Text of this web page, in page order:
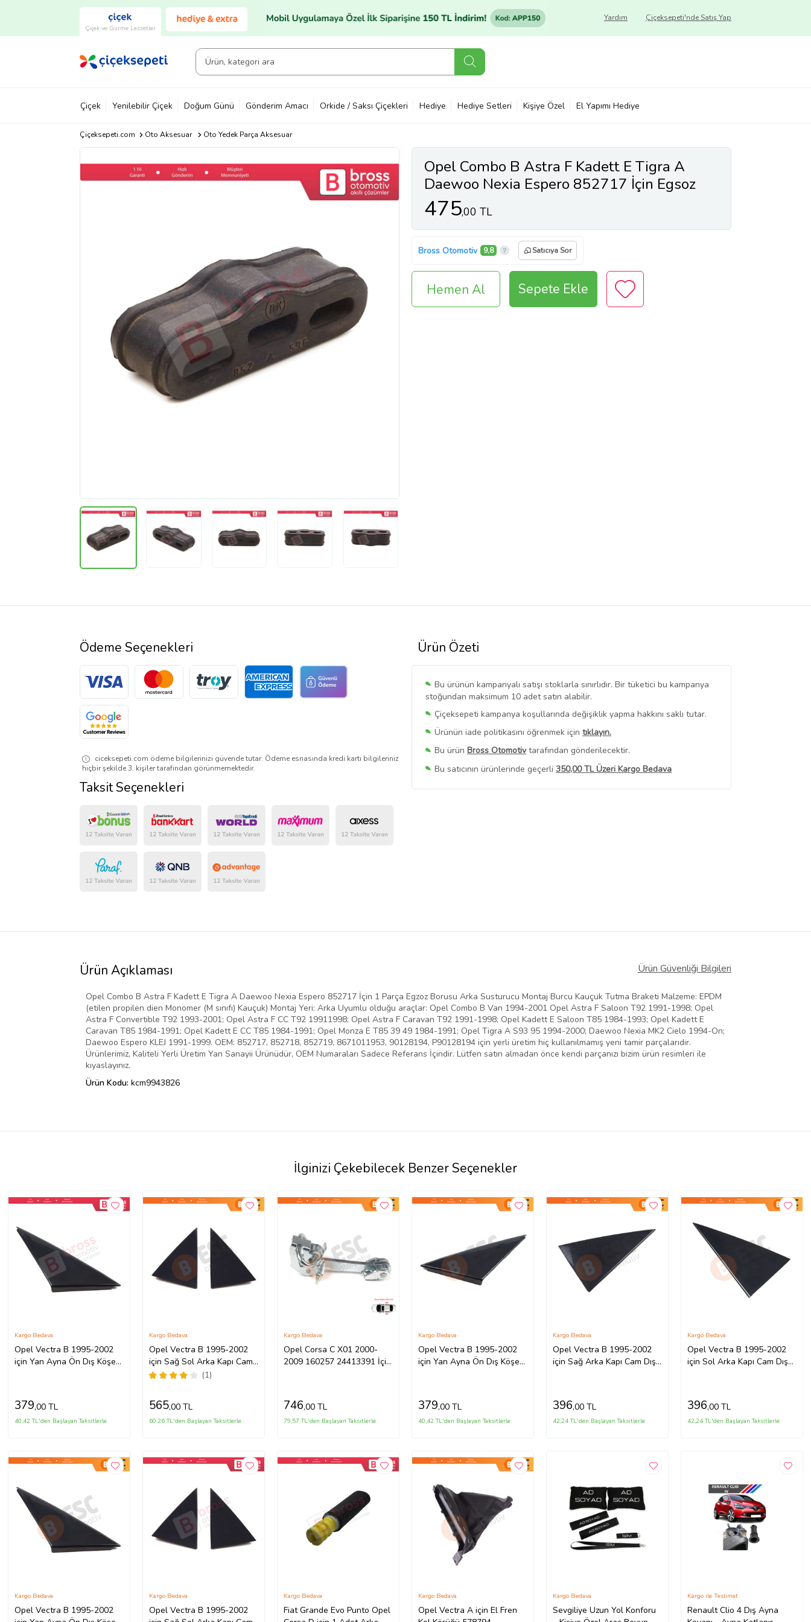
Çiçek ve Gurme Lezzetler
Çiçeksepeti'nde Satış Yap
Yardım
Çiçek Yenilebilir Çiçek Doğum Günü Gönderim Amacı Orkide / Saksı Çiçekleri Hediye Hediye Setleri Kişiye Özel El Yapımı Hediye
Çiçeksepeti.com Oto Aksesuar Oto Yedek Parça Aksesuar
Opel Combo B Astra F Kadett E Tigra A
Daewoo Nexia Espero 852717 İçin Egsoz
Arka Askı Kauçuk Lastiği
475,00 TL
Bross Otomotiv 9,8 Satıcıya Sor
Hemen Al Sepete Ekle
Ürün Özeti
Bu ürünün kampanyalı satışı stoklarla sınırlıdır. Bir tüketici bu kampanya
stoğundan maksimum 10 adet satın alabilir.
Çiçeksepeti kampanya koşullarında değişiklik yapma hakkını saklı tutar.
Ürünün iade politikasını öğrenmek için tıklayın.
Bu ürün Bross Otomotivtarafından gönderilecektir.
Bu satıcının ürünlerinde geçerli 350,00 TL Üzeri Kargo Bedava
Bu SatıcınınTüm Ürünlerini Görüntüle
Ödeme Seçenekleri
ciceksepeti.com ödeme bilgilerinizi güvende tutar. Ödeme esnasında kredi kartı bilgileriniz
hiçbir şekilde 3. kişiler tarafından görünmemektedir.
Taksit Seçenekleri
Ürün Açıklaması Ürün Güvenliği Bilgileri
Opel Combo B Astra F Kadett E Tigra A Daewoo Nexia Espero 852717 İçin 1 Parça Egzoz Borusu Arka Susturucu Montaj Burcu Kauçuk Tutma Braketi Malzeme: EPDM
(etilen propilen dien Monomer (M sınıfı) Kauçuk) Montaj Yeri: Arka Uyumlu olduğu araçlar: Opel Combo B Van 1994-2001 Opel Astra F Saloon T92 1991-1998; Opel
Astra F Convertible T92 1993-2001; Opel Astra F CC T92 19911998; Opel Astra F Caravan T92 1991-1998; Opel Kadett E Saloon T85 1984-1993; Opel Kadett E
Caravan T85 1984-1991; Opel Kadett E CC T85 1984-1991; Opel Monza E T85 39 49 1984-1991; Opel Tigra A S93 95 1994-2000; Daewoo Nexia MK2 Cielo 1994-On;
Daewoo Espero KLEJ 1991-1999. OEM: 852717, 852718, 852719, 8671011953, 90128194, P90128194 için yerli üretim hiç kullanılmamış yeni tamir parçalarıdır.
Ürünlerimiz, Kaliteli Yerli Üretim Yan Sanayii Ürünüdür, OEM Numaraları Sadece Referans İçindir. Lütfen satın almadan önce kendi parçanızı bizim ürün resimleri ile
kıyaslayınız.
Ürün Kodu: kcm9943826
İlginizi Çekebilecek Benzer Seçenekler
Opel Vectra B 1995-2002
için Yan Ayna Ön Dış Köşe
Kargo Bedava
379,00 TL
40,42 TL'den Başlayan Taksitlerle
Opel Vectra B 1995-2002
için Sağ Sol Arka Kapı Cam
Dış Köşe Üçgen Kapağı
(1)
Kargo Bedava
565,00 TL
60,26 TL'den Başlayan Taksitlerle
Opel Corsa C X01 2000-
2009 160257 24413391 İçin
Kargo Bedava
746,00 TL
79,57 TL'den Başlayan Taksitlerle
Opel Vectra B 1995-2002
için Yan Ayna Ön Dış Köşe
Kargo Bedava
379,00 TL
40,42 TL'den Başlayan Taksitlerle
Opel Vectra B 1995-2002
için Sağ Arka Kapı Cam Dış
Kargo Bedava
396,00 TL
42,24 TL'den Başlayan Taksitlerle
Opel Vectra B 1995-2002
için Sol Arka Kapı Cam Dış
Kargo Bedava
396,00 TL
42,24 TL'den Başlayan Taksitlerle
Opel Vectra B 1995-2002
Kargo Bedava
Opel Vectra B 1995-2002
Kargo Bedava
Fiat Grande Evo Punto Opel
Kargo Bedava
Opel Vectra A için El Fren
Kargo Bedava
Sevgiliye Uzun Yol Konforu
Kargo Bedava
Renault Clio 4 Dış Ayna
Kargo ile Teslimat